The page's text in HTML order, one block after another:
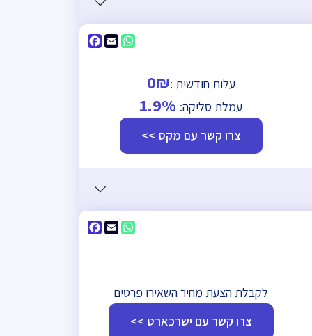
FacebookEmail
WhatsApp
עלות חודשית :0₪
עמלת סליקה:
צרו קשר עם מקס >>
FacebookEmail
WhatsApp
לקבלת הצעת מחיר השאירו פרטים
צרו קשר עם ישרכארט >>